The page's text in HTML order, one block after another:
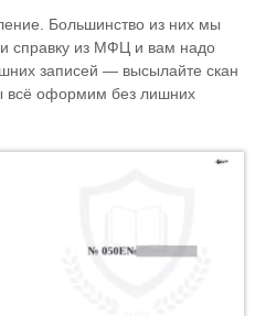
Большинство из них мы
справку из МФЦ и вам надо
записей — высылайте скан
всё оформим без лишних